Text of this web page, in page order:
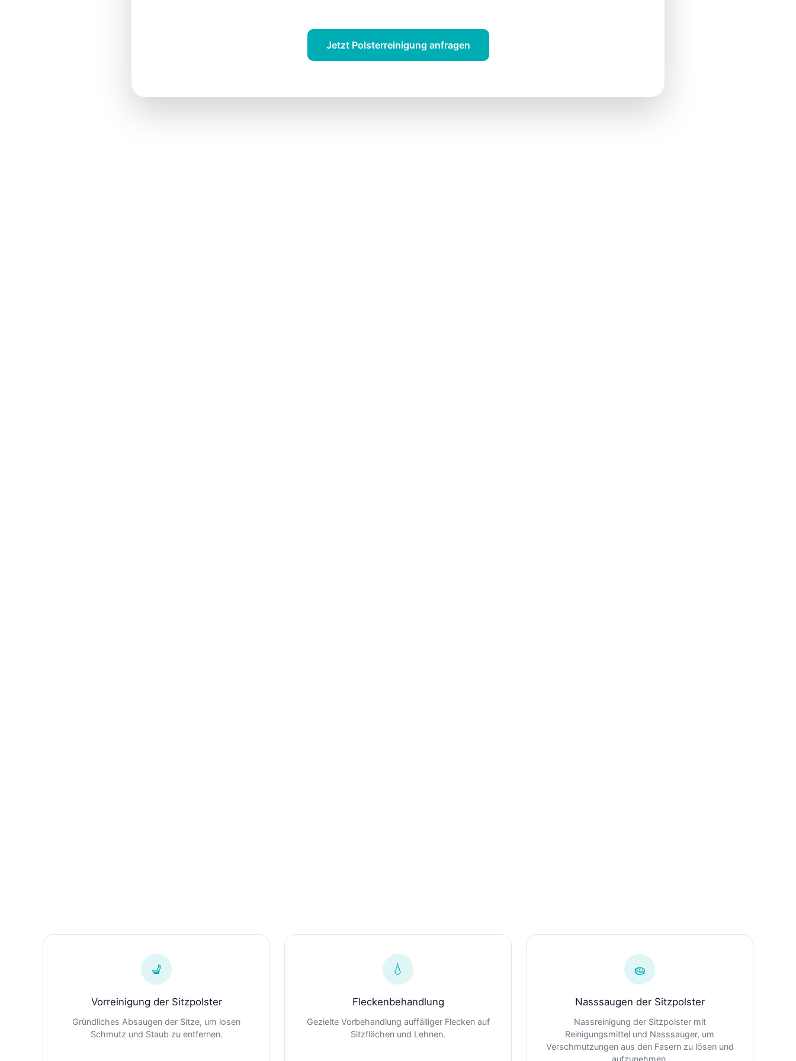
Jetzt Polsterreinigung anfragen
💺
Vorreinigung der Sitzpolster
Gründliches Absaugen der Sitze, um losen
Schmutz und Staub zu entfernen.
💧
Fleckenbehandlung
Gezielte Vorbehandlung auffälliger Flecken auf
Sitzflächen und Lehnen.
🧽
Nasssaugen der Sitzpolster
Nassreinigung der Sitzpolster mit
Reinigungsmittel und Nasssauger, um
Verschmutzungen aus den Fasern zu lösen und